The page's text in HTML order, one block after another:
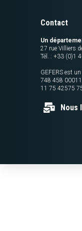
Contact
Un
27 rue Villiers
Tél. : +33 (0)1
GEFERS est
748 458
11 75 42575
Nous